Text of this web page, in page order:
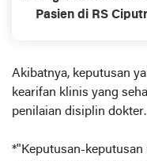
Kembali di
Pasien di RS
Akibatnya, keputusan
kearifan klinis yang
penilaian disiplin dokter.
*"Keputusan-